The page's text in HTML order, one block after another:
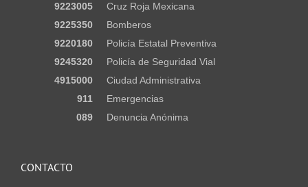
9223005
Cruz Roja Mexicana
9225350
Bomberos
9220180
Policía Estatal Preventiva
9245320
Policía de Seguridad Vial
4915000
Ciudad Administrativa
911
Emergencias
089
Denuncia Anónima
CONTACTO